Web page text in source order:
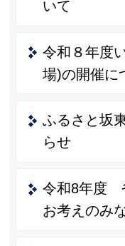
いて
令和８年度
場)の開催に
ふるさと坂
らせ
令和8年度
お考えのみ